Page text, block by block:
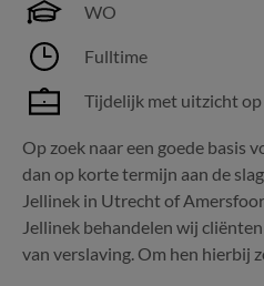
WO
Fulltime
Tijdelijk met uitzicht
Op zoek naar een goede basis
dan op korte termijn aan de
Jellinek in Utrecht of
Jellinek behandelen wij
van verslaving. Om hen hierbij